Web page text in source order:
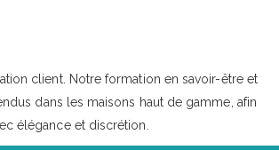
client. Notre formation en savoir-être et
dans les maisons haut de gamme, afin
élégance et discrétion.